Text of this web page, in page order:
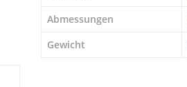
Abmessungen
Gewicht